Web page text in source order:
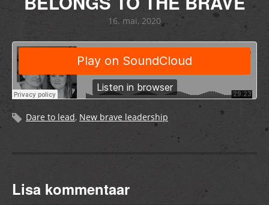
16. mai, 2020
Dare to lead, New brave leadership
Lisa kommentaar